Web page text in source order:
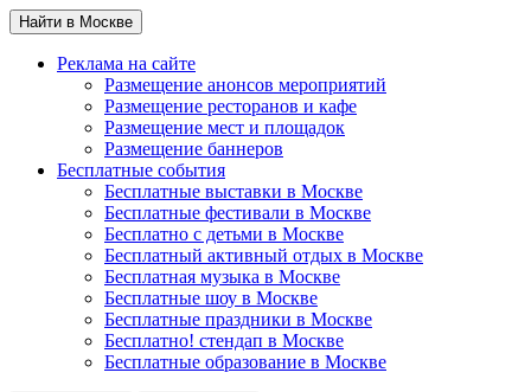
Найти в Москве
Реклама на сайте
Размещение анонсов мероприятий
Размещение ресторанов и кафе
Размещение мест и площадок
Размещение баннеров
Бесплатные события
Бесплатные выставки в Москве
Бесплатные фестивали в Москве
Бесплатно с детьми в Москве
Бесплатный активный отдых в Москве
Бесплатная музыка в Москве
Бесплатные шоу в Москве
Бесплатные праздники в Москве
Бесплатно! стендап в Москве
Бесплатные образование в Москве